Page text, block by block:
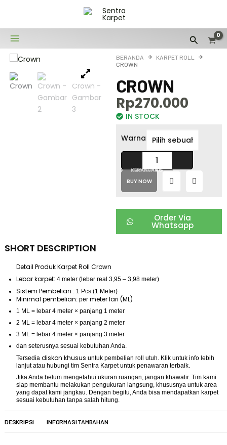
konten
Cari
BERANDA
KARPET ROLL
CROWN
CROWN
Rp270.000
IN STOCK
Warna
BUY NOW
Crown
TAMBAH KE KERANJANG
Order Via
Whatsapp
SHORT DESCRIPTION
Detail Produk Karpet Roll Crown
Lebar karpet: 4 meter (lebar real 3,95 – 3,98 meter)
Sistem Pembelian : 1 Pcs (1 Meter)
Minimal pembelian: per meter lari (ML)
1 ML = lebar 4 meter × panjang 1 meter
2 ML = lebar 4 meter × panjang 2 meter
3 ML = lebar 4 meter × panjang 3 meter
dan seterusnya sesuai kebutuhan Anda.
Tersedia diskon khusus untuk pembelian roll utuh. Klik untuk info lebih
lanjut atau hubungi tim Sentra Karpet untuk penawaran terbaik.
Jika Anda belum mengetahui ukuran ruangan, jangan khawatir. Tim kami
siap membantu melakukan pengukuran langsung, khususnya untuk area
yang dapat kami jangkau. Dengan begitu, Anda bisa mendapatkan karpet
sesuai kebutuhan tanpa salah hitung.
DESKRIPSI INFORMASI TAMBAHAN